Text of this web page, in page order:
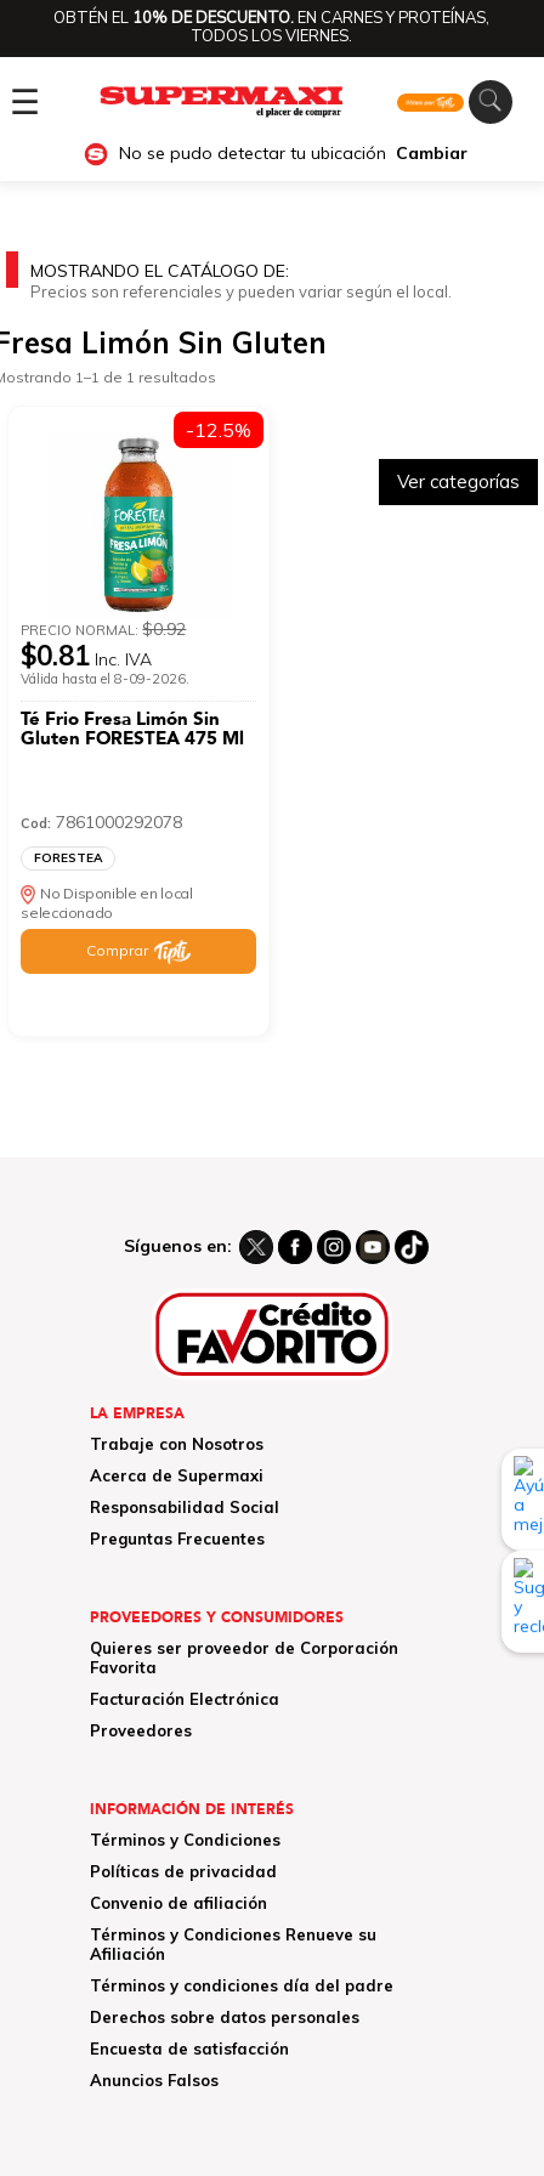
OBTÉN EL 10% DE DESCUENTO.EN CARNES Y PROTEÍNAS,
TODOS LOS VIERNES.
☰
No se pudo detectar tu ubicación Cambiar
Ver categorías
MOSTRANDO EL CATÁLOGO DE:
Precios son referenciales y pueden variar según el local.
Limón Sin Gluten
1–1 de 1 resultados
PRECIO NORMAL:$0.92
$0.81 Inc. IVA
Válida hasta el 8-09-2026.
Té Frio Fresa Limón Sin
Gluten FORESTEA 475 Ml
Cod: 7861000292078
FORESTEA
No Disponible en local
seleccionado
Comprar
-12.5%
Síguenos en:
LA EMPRESA
Trabaje con Nosotros
Acerca de Supermaxi
Responsabilidad Social
Preguntas Frecuentes
PROVEEDORES Y CONSUMIDORES
Quieres ser proveedor de Corporación
Favorita
Facturación Electrónica
Proveedores
INFORMACIÓN DE INTERÉS
Términos y Condiciones
Políticas de privacidad
Convenio de afiliación
Términos y Condiciones Renueve su
Afiliación
Términos y condiciones día del padre
Derechos sobre datos personales
Encuesta de satisfacción
Anuncios Falsos